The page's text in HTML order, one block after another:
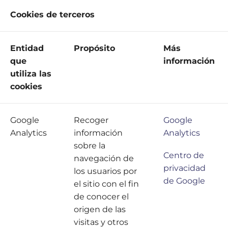
Cookies de terceros
Entidad
que
utiliza las
cookies
Propósito
Más
información
Google
Analytics
Recoger
información
sobre la
navegación de
los usuarios por
el sitio con el fin
de conocer el
origen de las
visitas y otros
Google
Analytics
Centro de
privacidad
de Google